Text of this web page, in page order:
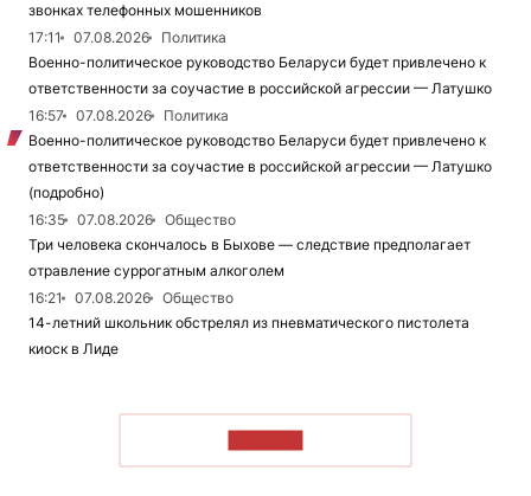
звонках телефонных мошенников
17:11
07.08.2026
Политика
Военно-политическое руководство Беларуси будет привлечено к
ответственности за соучастие в российской агрессии — Латушко
16:57
07.08.2026
Политика
Военно-политическое руководство Беларуси будет привлечено к
ответственности за соучастие в российской агрессии — Латушко
(подробно)
16:35
07.08.2026
Общество
Три человека скончалось в Быхове — следствие предполагает
отравление суррогатным алкоголем
16:21
07.08.2026
Общество
14-летний школьник обстрелял из пневматического пистолета
киоск в Лиде